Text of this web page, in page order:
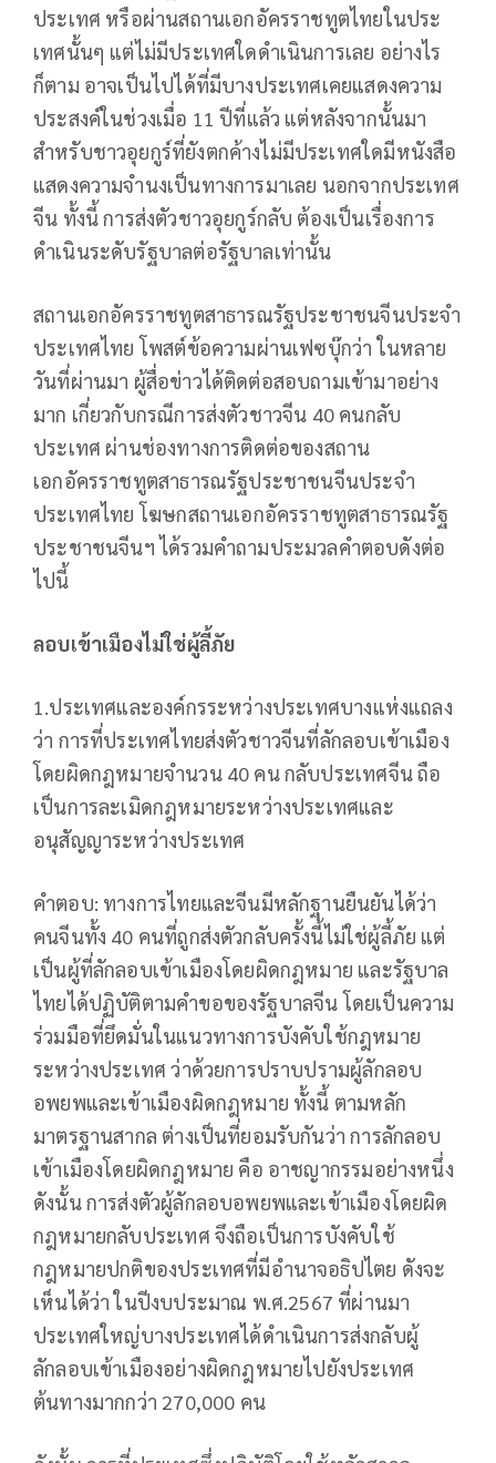
ประเทศ หรือผ่านสถานเอกอัครราชทูตไทยในประ
เทศนั้นๆ แต่ไม่มีประเทศใดดำเนินการเลย อย่างไร
ก็ตาม อาจเป็นไปได้ที่มีบางประเทศเคยแสดงความ
ประสงค์ในช่วงเมื่อ 11 ปีที่แล้ว แต่หลังจากนั้นมา
สำหรับชาวอุยกูร์ที่ยังตกค้างไม่มีประเทศใดมีหนังสือ
แสดงความจำนงเป็นทางการมาเลย นอกจากประเทศ
จีน ทั้งนี้ การส่งตัวชาวอุยกูร์กลับ ต้องเป็นเรื่องการ
ดำเนินระดับรัฐบาลต่อรัฐบาลเท่านั้น
สถานเอกอัครราชทูตสาธารณรัฐประชาชนจีนประจำ
ประเทศไทย โพสต์ข้อความผ่านเฟซบุ๊กว่า ในหลาย
วันที่ผ่านมา ผู้สื่อข่าวได้ติดต่อสอบถามเข้ามาอย่าง
มาก เกี่ยวกับกรณีการส่งตัวชาวจีน 40 คนกลับ
ประเทศ ผ่านช่องทางการติดต่อของสถาน
เอกอัครราชทูตสาธารณรัฐประชาชนจีนประจำ
ประเทศไทย โฆษกสถานเอกอัครราชทูตสาธารณรัฐ
ประชาชนจีนฯ ได้รวมคำถามประมวลคำตอบดังต่อ
ไปนี้
ลอบเข้าเมืองไม่ใช่ผู้ลี้ภัย
1.ประเทศและองค์กรระหว่างประเทศบางแห่งแถลง
ว่า การที่ประเทศไทยส่งตัวชาวจีนที่ลักลอบเข้าเมือง
โดยผิดกฎหมายจำนวน 40 คน กลับประเทศจีน ถือ
เป็นการละเมิดกฎหมายระหว่างประเทศและ
อนุสัญญาระหว่างประเทศ
คำตอบ: ทางการไทยและจีนมีหลักฐานยืนยันได้ว่า
คนจีนทั้ง 40 คนที่ถูกส่งตัวกลับครั้งนี้ไม่ใช่ผู้ลี้ภัย แต่
เป็นผู้ที่ลักลอบเข้าเมืองโดยผิดกฎหมาย และรัฐบาล
ไทยได้ปฏิบัติตามคำขอของรัฐบาลจีน โดยเป็นความ
ร่วมมือที่ยึดมั่นในแนวทางการบังคับใช้กฎหมาย
ระหว่างประเทศ ว่าด้วยการปราบปรามผู้ลักลอบ
อพยพและเข้าเมืองผิดกฎหมาย ทั้งนี้ ตามหลัก
มาตรฐานสากล ต่างเป็นที่ยอมรับกันว่า การลักลอบ
เข้าเมืองโดยผิดกฎหมาย คือ อาชญากรรมอย่างหนึ่ง
ดังนั้น การส่งตัวผู้ลักลอบอพยพและเข้าเมืองโดยผิด
กฎหมายกลับประเทศ จึงถือเป็นการบังคับใช้
กฎหมายปกติของประเทศที่มีอำนาจอธิปไตย ดังจะ
เห็นได้ว่า ในปีงบประมาณ พ.ศ.2567 ที่ผ่านมา
ประเทศใหญ่บางประเทศได้ดำเนินการส่งกลับผู้
ลักลอบเข้าเมืองอย่างผิดกฎหมายไปยังประเทศ
ต้นทางมากกว่า 270,000 คน